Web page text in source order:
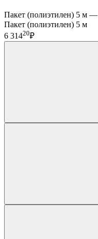
Пакет (полиэтилен) 5 м —
Пакет (полиэтилен) 5 м
6 31420₽